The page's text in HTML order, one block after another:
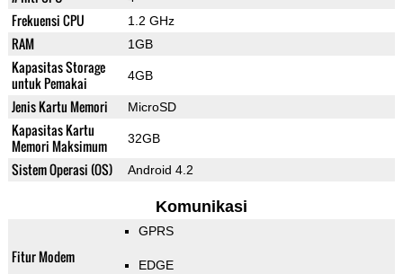
Frekuensi CPU 1.2 GHz
RAM 1GB
Kapasitas Storage
untuk Pemakai
4GB
Jenis Kartu Memori MicroSD
Kapasitas Kartu
Memori Maksimum
32GB
Sistem Operasi (OS) Android 4.2
Komunikasi
Fitur Modem
GPRS
EDGE